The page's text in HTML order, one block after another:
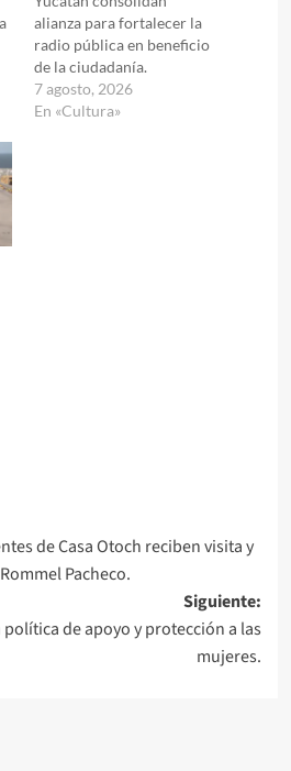
alianza para fortalecer la
radio pública en beneficio
de la ciudadanía.
7 agosto, 2026
En «Cultura»
de Casa Otoch reciben visita y
Pacheco.
Siguiente:
de apoyo y protección a las
mujeres.